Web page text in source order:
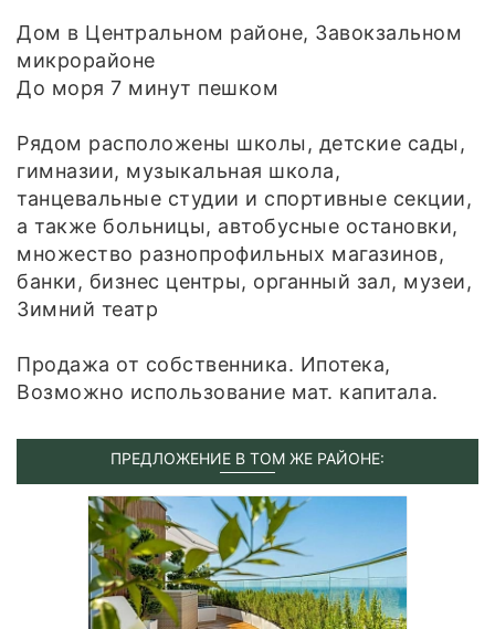
Дом в Центральном районе, Завокзальном
микрорайоне
До моря 7 минут пешком
Рядом расположены школы, детские сады,
гимназии, музыкальная школа,
танцевальные студии и спортивные секции,
а также больницы, автобусные остановки,
множество разнопрофильных магазинов,
банки, бизнес центры, органный зал, музеи,
Зимний театр
Продажа от собственника. Ипотека,
Возможно использование мат. капитала.
ПРЕДЛОЖЕНИЕ В ТОМ ЖЕ РАЙОНЕ: